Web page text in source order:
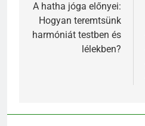
navigáció
A hatha jóga előnyei:
Hogyan teremtsünk
harmóniát testben és
lélekben?